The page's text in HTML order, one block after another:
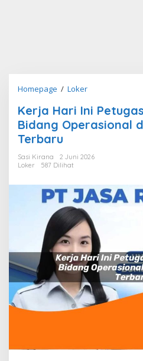
Homepage / LokerKerja
Ini
Petugas
Operasional
Kota
Jambi
Terbaru
Kerja Hari Ini
Bidang Operasional
Terbaru
Sasi Kirana
2 Juni 2026
Loker
587 Dilihat